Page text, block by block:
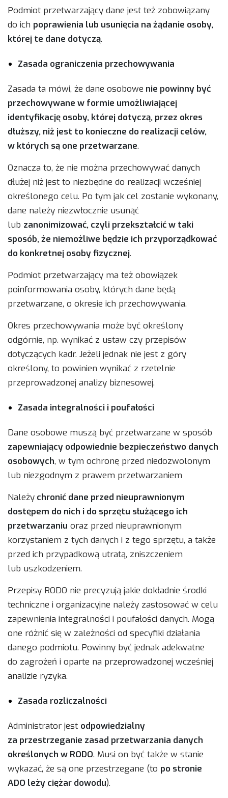
Podmiot przetwarzający dane jest też zobowiązany
do ich poprawienia lub usunięcia na żądanie osoby,
której te dane dotyczą.
Zasada ograniczenia przechowywania
Zasada ta mówi, że dane osobowe nie powinny być
przechowywane w formie umożliwiającej
identyfikację osoby, której dotyczą, przez okres
dłuższy, niż jest to konieczne do realizacji celów,
w których są one przetwarzane.
Oznacza to, że nie można przechowywać danych
dłużej niż jest to niezbędne do realizacji wcześniej
określonego celu. Po tym jak cel zostanie wykonany,
dane należy niezwłocznie usunąć
lub zanonimizować, czyli przekształcić w taki
sposób, że niemożliwe będzie ich przyporządkować
do konkretnej osoby fizycznej.
Podmiot przetwarzający ma też obowiązek
poinformowania osoby, których dane będą
przetwarzane, o okresie ich przechowywania.
Okres przechowywania może być określony
odgórnie, np. wynikać z ustaw czy przepisów
dotyczących kadr. Jeżeli jednak nie jest z góry
określony, to powinien wynikać z rzetelnie
przeprowadzonej analizy biznesowej.
Zasada integralności i poufałości
Dane osobowe muszą być przetwarzane w sposób
zapewniający odpowiednie bezpieczeństwo danych
osobowych, w tym ochronę przed niedozwolonym
lub niezgodnym z prawem przetwarzaniem
Należy chronić dane przed nieuprawnionym
dostępem do nich i do sprzętu służącego ich
przetwarzaniu oraz przed nieuprawnionym
korzystaniem z tych danych i z tego sprzętu, a także
przed ich przypadkową utratą, zniszczeniem
lub uszkodzeniem.
Przepisy RODO nie precyzują jakie dokładnie środki
techniczne i organizacyjne należy zastosować w celu
zapewnienia integralności i poufałości danych. Mogą
one różnić się w zależności od specyfiki działania
danego podmiotu. Powinny być jednak adekwatne
do zagrożeń i oparte na przeprowadzonej wcześniej
analizie ryzyka.
Zasada rozliczalności
Administrator jest odpowiedzialny
za przestrzeganie zasad przetwarzania danych
określonych w RODO. Musi on być także w stanie
wykazać, że są one przestrzegane (to po stronie
ADO leży ciężar dowodu).